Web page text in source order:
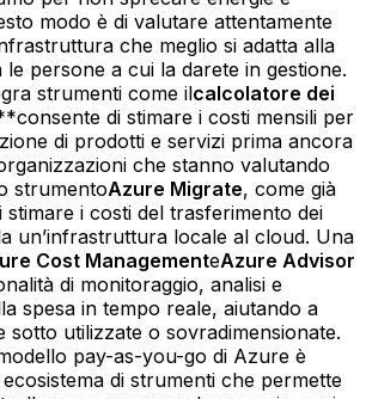
modo è di valutare attentamente
che meglio si adatta alla
le persone a cui la darete in gestione.
strumenti come ilcalcolatore dei
di stimare i costi mensili per
di prodotti e servizi prima ancora
che stanno valutando
strumentoAzure Migrate, come già
i costi del trasferimento dei
un’infrastruttura locale al cloud. Una
Cost ManagementeAzure Advisor
di monitoraggio, analisi e
spesa in tempo reale, aiutando a
sotto utilizzate o sovradimensionate.
pay-as-you-go di Azure è
di strumenti che permette